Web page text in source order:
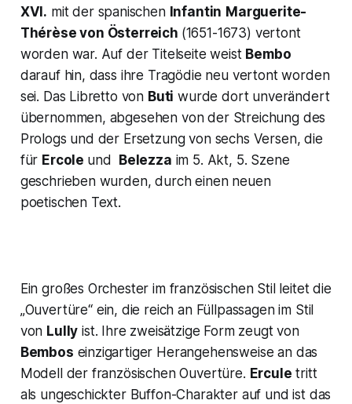
XVI. mit der spanischen Infantin Marguerite-
Thérèse von Österreich (1651-1673) vertont
worden war. Auf der Titelseite weist Bembo
darauf hin, dass ihre Tragödie neu vertont worden
sei. Das Libretto von Buti wurde dort unverändert
übernommen, abgesehen von der Streichung des
Prologs und der Ersetzung von sechs Versen, die
für Ercole und Belezza im 5. Akt, 5. Szene
geschrieben wurden, durch einen neuen
poetischen Text.
Ein großes Orchester im französischen Stil leitet die
„Ouvertüre“ein, die reich an Füllpassagen im Stil
von Lully ist. Ihre zweisätzige Form zeugt von
Bembos einzigartiger Herangehensweise an das
Modell der französischen Ouvertüre. Ercule tritt
als ungeschickter Buffon-Charakter auf und ist das